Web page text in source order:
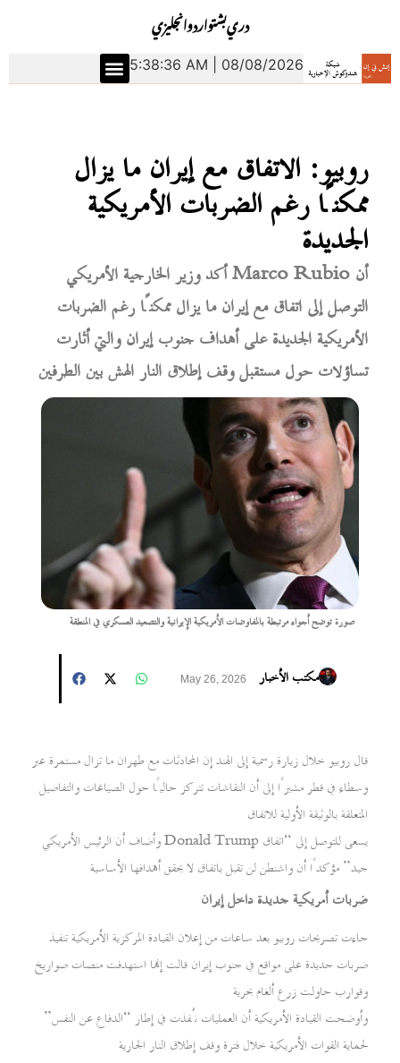
انجليزياردوبشتودري
5:38:37 AM | 08/08/2026
روبيو: الاتفاق مع إيران ما يزال
ممكنًا رغم الضربات الأمريكية
الجديدة
أكد وزير الخارجية الأمريكي Marco Rubio أن
التوصل إلى اتفاق مع إيران ما يزال ممكنًا رغم الضربات
الأمريكية الجديدة على أهداف جنوب إيران والتي أثارت
تساؤلات حول مستقبل وقف إطلاق النار الهش بين الطرفين
صورة توضح أجواء مرتبطة بالمفاوضات الأمريكية الإيرانية والتصعيد العسكري في المنطقة
مكتب الأخبار May 26, 2026
قال روبيو خلال زيارة رسمية إلى الهند إن المحادثات مع طهران ما تزال مستمرة عبر
وسطاء في قطر مشيرًا إلى أن النقاشات تتركز حاليًا حول الصياغات والتفاصيل
المتعلقة بالوثيقة الأولية للاتفاق
وأضاف أن الرئيس الأمريكي Donald Trump يسعى للتوصل إلى “اتفاق
جيد” مؤكدًا أن واشنطن لن تقبل باتفاق لا يحقق أهدافها الأساسية
ضربات أمريكية جديدة داخل إيران
جاءت تصريحات روبيو بعد ساعات من إعلان القيادة المركزية الأمريكية تنفيذ
ضربات جديدة على مواقع في جنوب إيران قالت إنها استهدفت منصات صواريخ
وقوارب حاولت زرع ألغام بحرية
وأوضحت القيادة الأمريكية أن العمليات نُفذت في إطار “الدفاع عن النفس”
لحماية القوات الأمريكية خلال فترة وقف إطلاق النار الجارية